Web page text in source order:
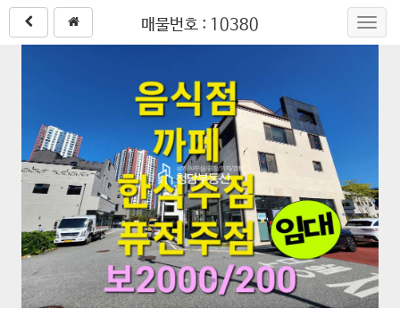
매물번호 : 10380